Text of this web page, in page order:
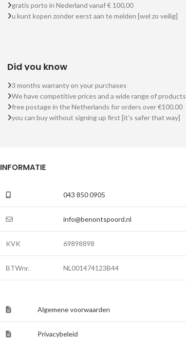
gratis porto in Nederland vanaf € 100,00
u kunt kopen zonder eerst aan te melden [wel zo veilig]
Did you know
3 months warranty on your purchases
We have competitive prices and a wide range of products
free postage in the Netherlands for orders over €100.00
you can buy without signing up first [it's safer that way]
INFORMATIE
043 850 0905
info@benontspoord.nl
KVK 69898898
BTWnr. NL001474123B44
Algemene voorwaarden
Privacybeleid